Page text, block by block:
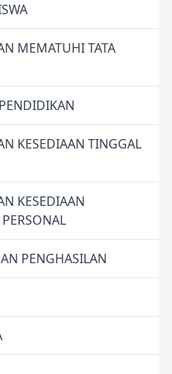
MEMATUHI TATA
KESEDIAAN TINGGAL
KESEDIAAN
PENGHASILAN